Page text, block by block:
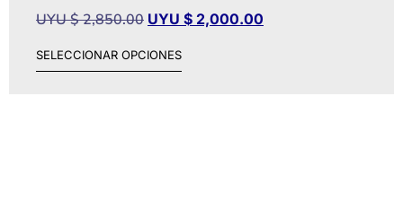
UYU $2,850.00 UYU $ 2,000.00
SELECCIONAR OPCIONES